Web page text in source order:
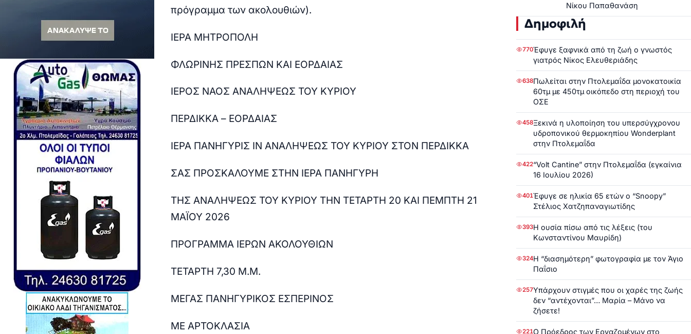
πρόγραμμα των ακολουθιών).
ΙΕΡΑ ΜΗΤΡΟΠΟΛΗ
ΦΛΩΡΙΝΗΣ ΠΡΕΣΠΩΝ ΚΑΙ ΕΟΡΔΑΙΑΣ
ΙΕΡΟΣ ΝΑΟΣ ΑΝΑΛΗΨΕΩΣ ΤΟΥ ΚΥΡΙΟΥ
ΠΕΡΔΙΚΚΑ – ΕΟΡΔΑΙΑΣ
ΙΕΡΑ ΠΑΝΗΓΥΡΙΣ ΙΝ ΑΝΑΛΗΨΕΩΣ ΤΟΥ ΚΥΡΙΟΥ ΣΤΟΝ ΠΕΡΔΙΚΚΑ
ΣΑΣ ΠΡΟΣΚΑΛΟΥΜΕ ΣΤΗΝ ΙΕΡΑ ΠΑΝΗΓΥΡΗ
ΤΗΣ ΑΝΑΛΗΨΕΩΣ ΤΟΥ ΚΥΡΙΟΥ ΤΗΝ ΤΕΤΑΡΤΗ 20 ΚΑΙ ΠΕΜΠΤΗ 21
ΜΑΪΟΥ 2026
ΠΡΟΓΡΑΜΜΑ ΙΕΡΩΝ ΑΚΟΛΟΥΘΙΩΝ
ΤΕΤΑΡΤΗ 7,30 Μ.Μ.
MEΓΑΣ ΠΑΝΗΓΥΡΙΚΟΣ ΕΣΠΕΡΙΝΟΣ
ΜΕ ΑΡΤΟΚΛΑΣΙΑ
Νίκου Παπαθανάση
Δημοφιλή
770Έφυγε ξαφνικά από τη ζωή ο γνωστός
γιατρός Νίκος Ελευθεριάδης
638Πωλείται στην Πτολεμαΐδα μονοκατοικία
60τμ με 450τμ οικόπεδο στη περιοχή του
ΟΣΕ
458Ξεκινά η υλοποίηση του υπερσύγχρονου
υδροπονικού θερμοκηπίου Wonderplant
στην Πτολεμαΐδα
422“Volt Cantine” στην Πτολεμαΐδα (εγκαίνια
16 Ιουλίου 2026)
401Έφυγε σε ηλικία 65 ετών ο “Snoopy”
Στέλιος Χατζηπαναγιωτίδης
393Η ουσία πίσω από τις λέξεις (του
Κωνσταντίνου Μαυρίδη)
324Η “διασημότερη” φωτογραφία με τον Άγιο
Παΐσιο
257Υπάρχουν στιγμές που οι χαρές της ζωής
δεν “αντέχονται”… Μαρία – Μάνο να
ζήσετε!
221Ο Πρόεδρος των Εργαζομένων στο